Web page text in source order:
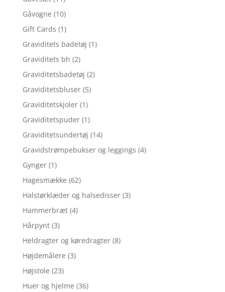
Gåvogne (10)
Gift Cards (1)
Graviditets badetøj (1)
Graviditets bh (2)
Graviditetsbadetøj (2)
Graviditetsbluser (5)
Graviditetskjoler (1)
Graviditetspuder (1)
Graviditetsundertøj (14)
Gravidstrømpebukser og leggings (4)
Gynger (1)
Hagesmække (62)
Halstørklæder og halsedisser (3)
Hammerbræt (4)
Hårpynt (3)
Heldragter og køredragter (8)
Højdemålere (3)
Højstole (23)
Huer og hjelme (36)